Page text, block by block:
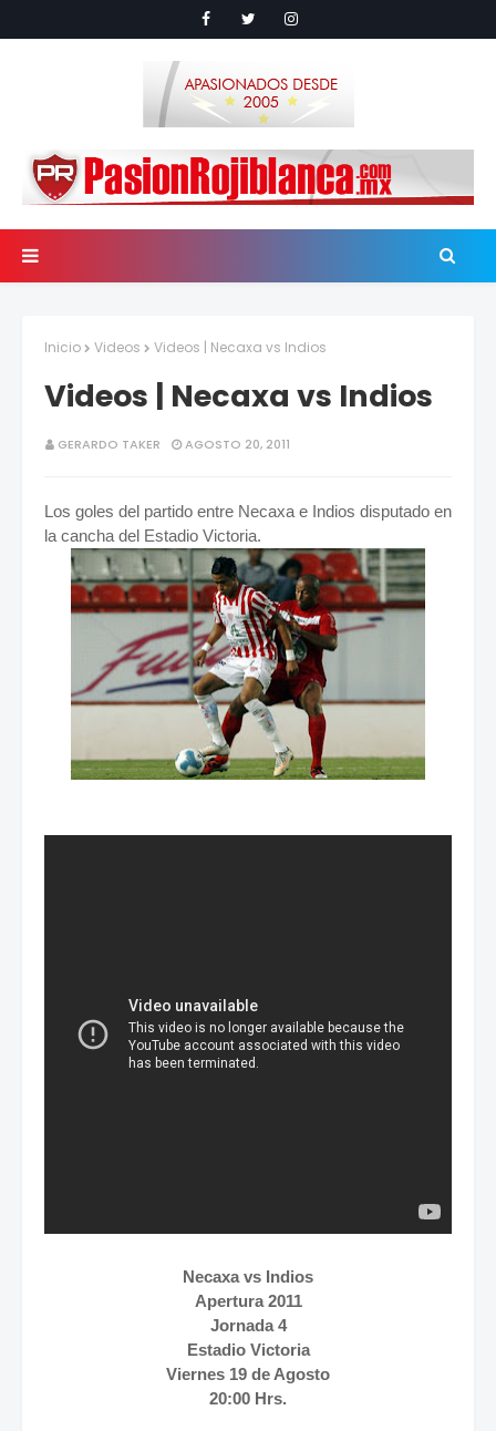
Inicio Videos Videos | Necaxa vs Indios
Videos | Necaxa vs Indios
GERARDO TAKER AGOSTO 20, 2011
Los goles del partido entre Necaxa e Indios disputado en
la cancha del Estadio Victoria.
Necaxa vs Indios
Apertura 2011
Jornada 4
Estadio Victoria
Viernes 19 de Agosto
20:00 Hrs.